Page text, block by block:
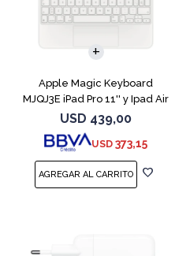
Apple Magic Keyboard
MJQJ3E iPad Pro 11'' y Ipad Air
Blanco
USD 439,00
USD 373,15